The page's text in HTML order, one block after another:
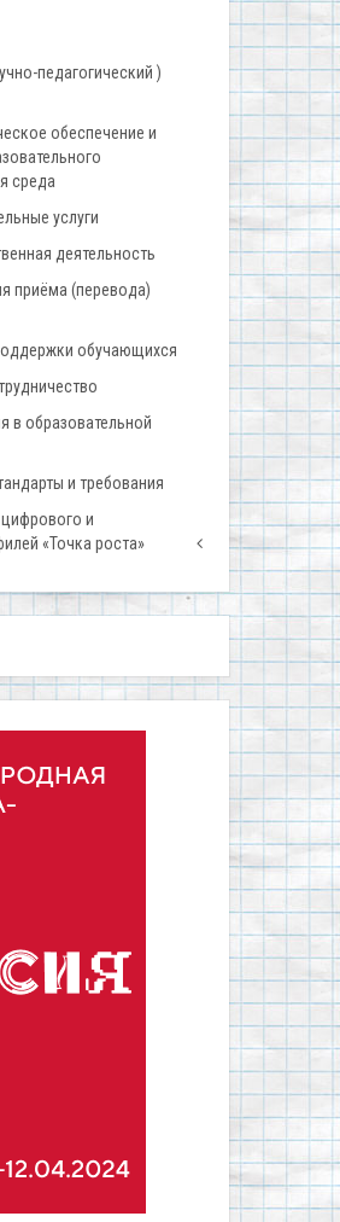
педагогический )
обеспечение и
среда
услуги
деятельность
приёма (перевода)
обучающихся
в образовательной
и требования
и
«Точка роста»